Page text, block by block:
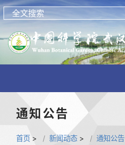
通知公告
首页 > 新闻动态 > 通知公告